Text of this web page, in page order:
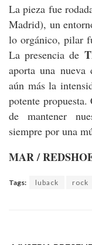
La pieza fue
Madrid), un
lo orgánico, pilar
La presencia de
aporta una nueva
aún más la
potente
de mantener
siempre por una
MAR /
Tags: luback rock